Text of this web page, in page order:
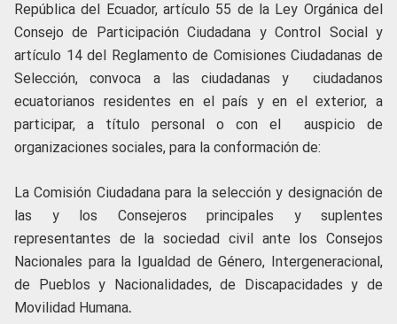
República del Ecuador, artículo 55 de la Ley Orgánica del
Consejo de Participación Ciudadana y Control Social y
artículo 14 del Reglamento de Comisiones Ciudadanas de
Selección, convoca a las ciudadanas y ciudadanos
ecuatorianos residentes en el país y en el exterior, a
participar, a título personal o con el auspicio de
organizaciones sociales, para la conformación de:
La Comisión Ciudadana para la selección y designación de
las y los Consejeros principales y suplentes
representantes de la sociedad civil ante los Consejos
Nacionales para la Igualdad de Género, Intergeneracional,
de Pueblos y Nacionalidades, de Discapacidades y de
Movilidad Humana.